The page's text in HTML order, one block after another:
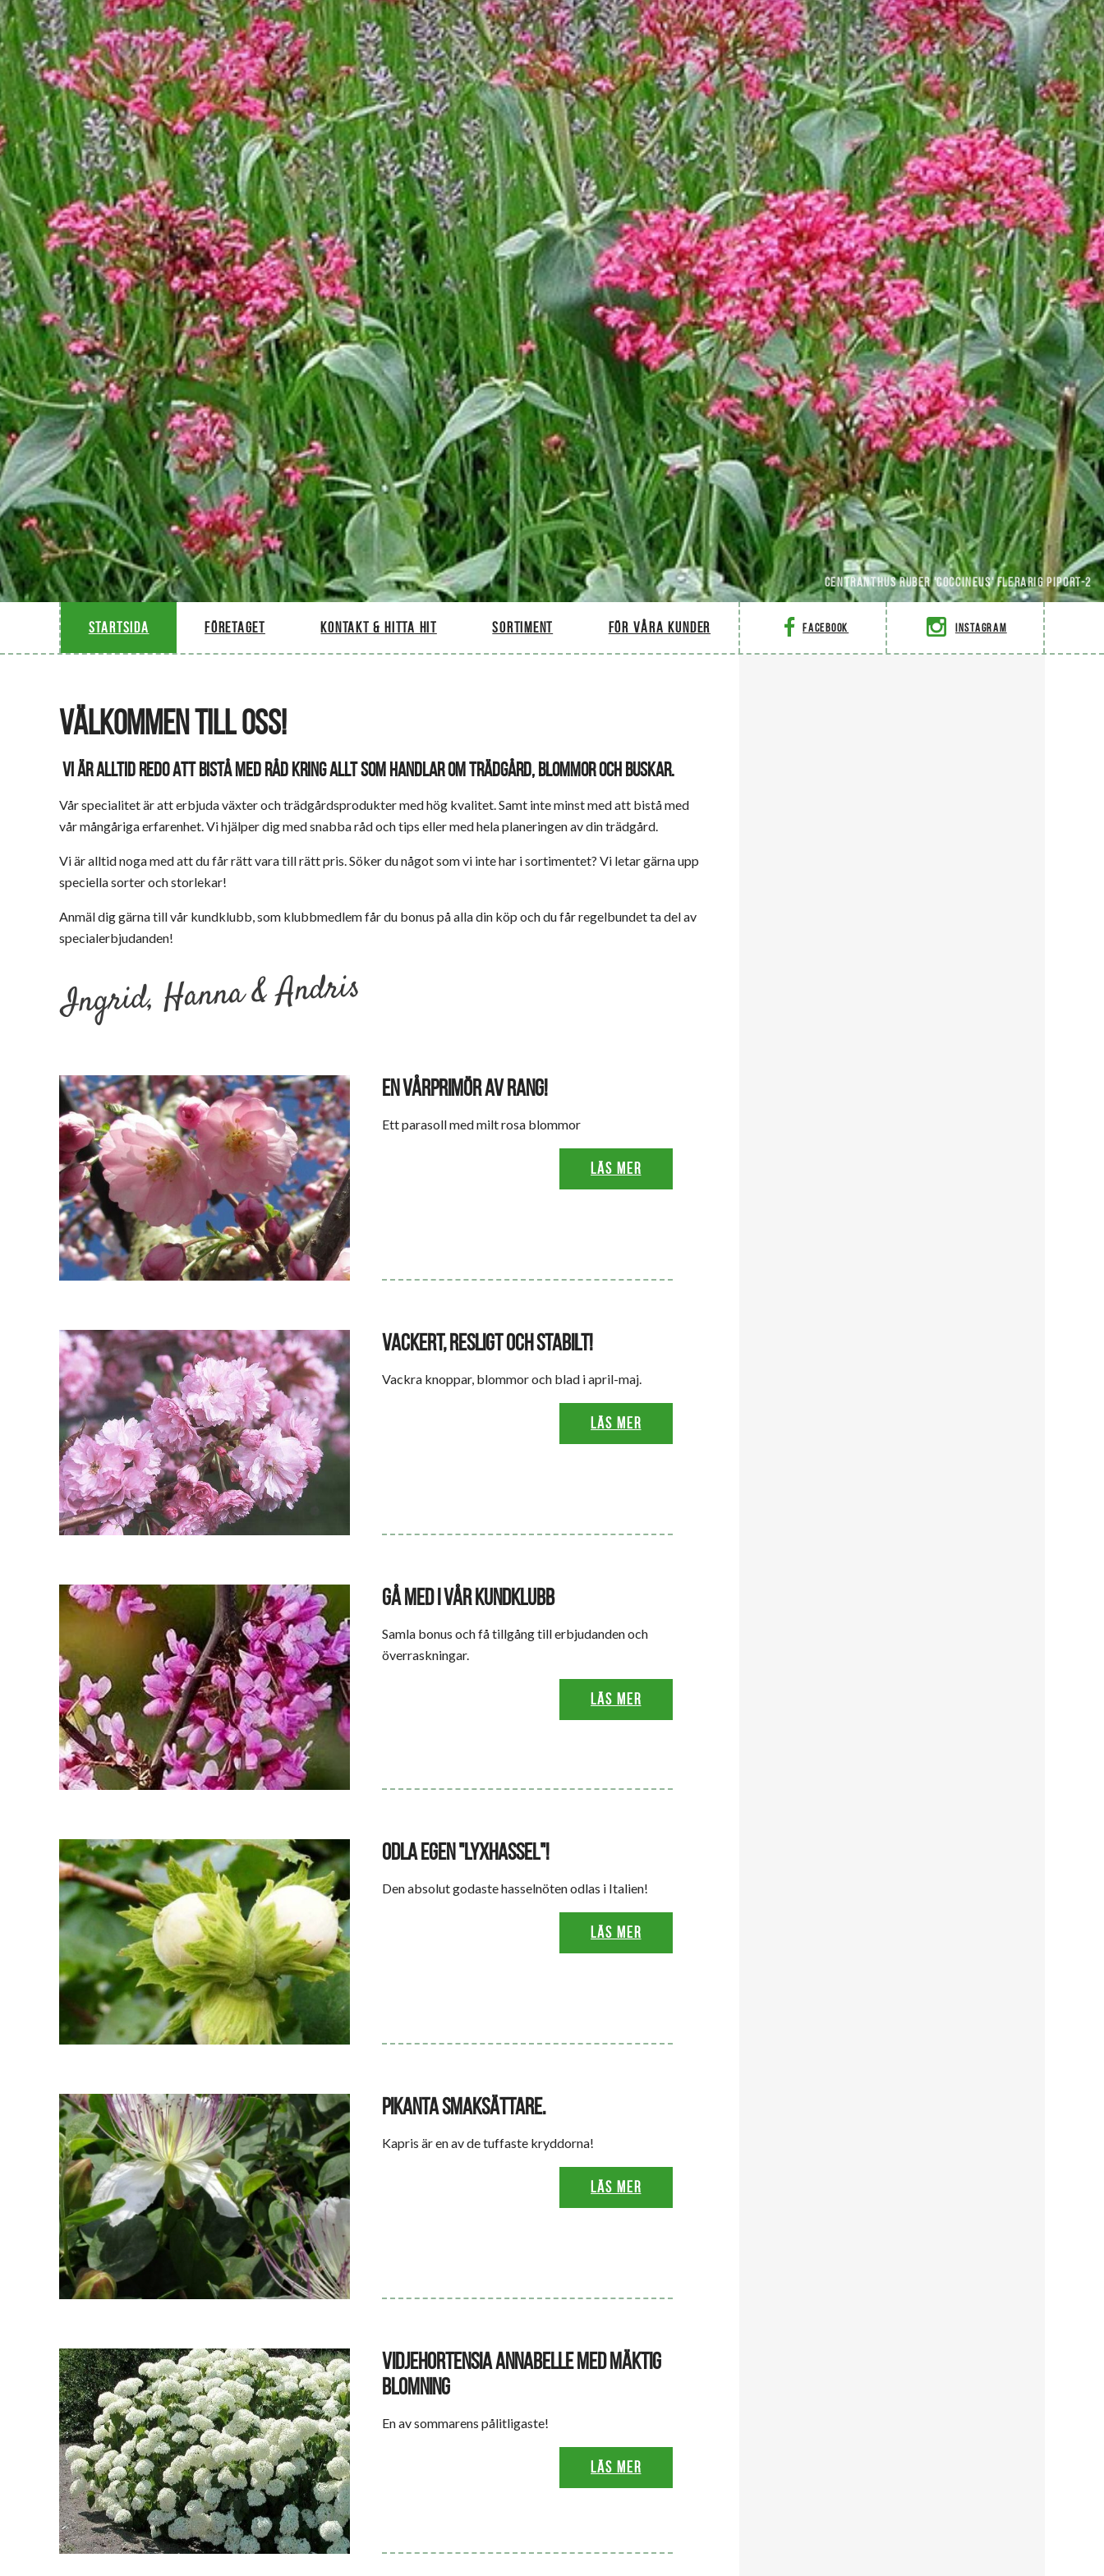
Centranthus ruber 'Coccineus' Flerarig piport-2
Startsida Företaget Kontakt & hitta hit Sortiment För våra kunder Facebook Instagram
VÄLKOMMEN TILL OSS!
VI ÄR ALLTID REDO ATT BISTÅ MED RÅD KRING ALLT SOM HANDLAR OM TRÄDGÅRD, BLOMMOR OCH BUSKAR.
Vår specialitet är att erbjuda växter och trädgårdsprodukter med hög kvalitet. Samt inte minst med att bistå med
vår mångåriga erfarenhet. Vi hjälper dig med snabba råd och tips eller med hela planeringen av din trädgård.
Vi är alltid noga med att du får rätt vara till rätt pris. Söker du något som vi inte har i sortimentet? Vi letar gärna upp
speciella sorter och storlekar!
Anmäl dig gärna till vår kundklubb, som klubbmedlem får du bonus på alla din köp och du får regelbundet ta del av
specialerbjudanden!
EN VÅRPRIMÖR AV RANG!
Ett parasoll med milt rosa blommor
Läs mer
VACKERT, RESLIGT OCH STABILT!
Vackra knoppar, blommor och blad i april-maj.
Läs mer
GÅ MED I VÅR KUNDKLUBB
Samla bonus och få tillgång till erbjudanden och
överraskningar.
Läs mer
ODLA EGEN "LYXHASSEL"!
Den absolut godaste hasselnöten odlas i Italien!
Läs mer
PIKANTA SMAKSÄTTARE.
Kapris är en av de tuffaste kryddorna!
Läs mer
VIDJEHORTENSIA ANNABELLE MED MÄKTIG
BLOMNING
En av sommarens pålitligaste!
Läs mer